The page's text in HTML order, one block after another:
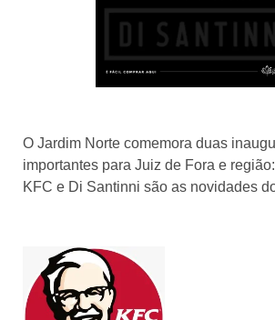
O Jardim Norte comemora duas
importantes para Juiz de Fora e
KFC e Di Santinni são as novidades